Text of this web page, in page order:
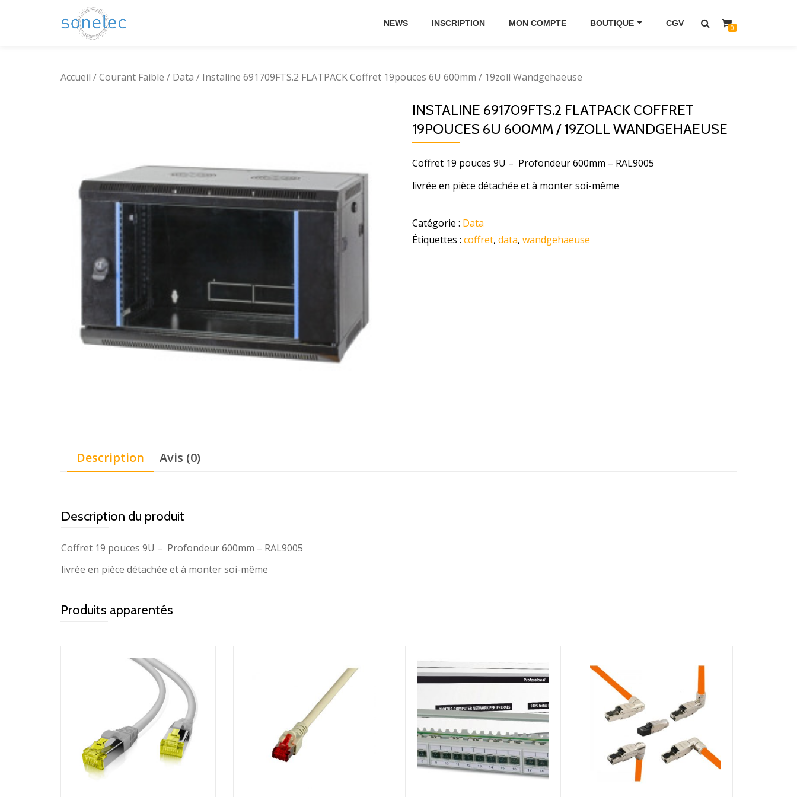
NEWS INSCRIPTION MON COMPTE BOUTIQUE CGV 0
Accueil /Courant Faible / Data / Instaline 691709FTS.2 FLATPACK Coffret 19pouces 6U 600mm / 19zoll Wandgehaeuse
INSTALINE 691709FTS.2 FLATPACK COFFRET
19POUCES 6U 600MM / 19ZOLL WANDGEHAEUSE
Coffret 19 pouces 9U – Profondeur 600mm – RAL9005
livrée en pièce détachée et à monter soi-même
Catégorie : Data
Étiquettes : coffret, data, wandgehaeuse
Description Avis (0)
Description du produit
Coffret 19 pouces 9U – Profondeur 600mm – RAL9005
livrée en pièce détachée et à monter soi-même
Produits apparentés